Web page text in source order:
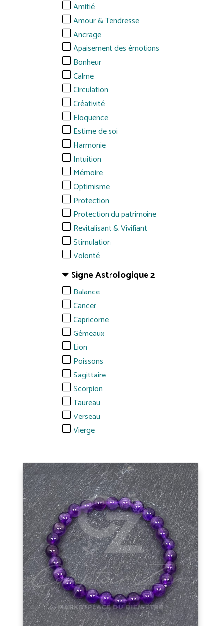
Amitié
Amour & Tendresse
Ancrage
Apaisement des émotions
Bonheur
Calme
Circulation
Créativité
Eloquence
Estime de soi
Harmonie
Intuition
Mémoire
Optimisme
Protection
Protection du patrimoine
Revitalisant & Vivifiant
Stimulation
Volonté
Signe Astrologique 2
Balance
Cancer
Capricorne
Gémeaux
Lion
Poissons
Sagittaire
Scorpion
Taureau
Verseau
Vierge